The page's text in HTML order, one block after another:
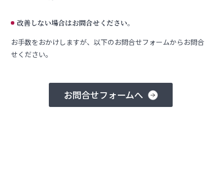
改善しない場合はお問合せください。
お手数をおかけしますが、以下のお問合せフォームからお問合
せください。
お問合せフォームへ